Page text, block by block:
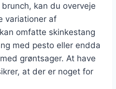
kan du overveje
variationer af
omfatte skinkestang
med pesto eller endda
grøntsager. At have
at der er noget for